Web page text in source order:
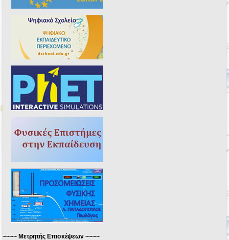
~~~~ Μετρητής Επισκέψεων ~~~~